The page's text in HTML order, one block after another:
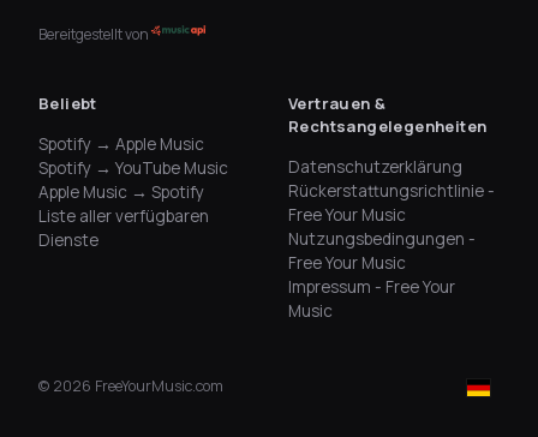
Bereitgestellt von
Beliebt
Spotify → Apple Music
Spotify → YouTube Music
Apple Music → Spotify
Liste aller verfügbaren
Dienste
Vertrauen &
Rechtsangelegenheiten
Datenschutzerklärung
Rückerstattungsrichtlinie -
Free Your Music
Nutzungsbedingungen -
Free Your Music
Impressum - Free Your
Music
© 2026 FreeYourMusic.com